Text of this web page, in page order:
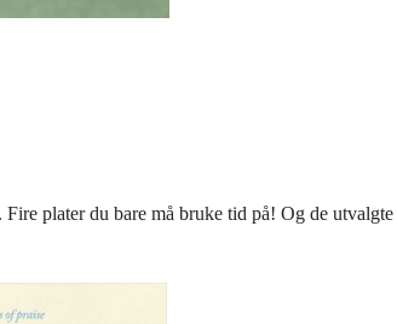
plater du bare må bruke tid på! Og de utvalgte